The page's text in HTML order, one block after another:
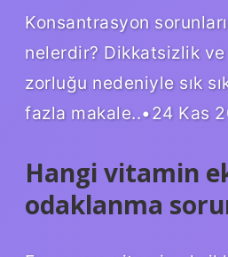
Konsantrasyon
nelerdir? Dikkatsizlik
zorluğu nedeniyle sık
fazla makale..•24 Kas
Hangi vitamin
odaklanma